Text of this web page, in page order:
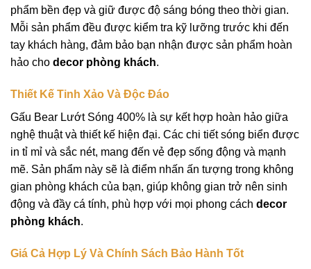
phẩm bền đẹp và giữ được độ sáng bóng theo thời gian.
Mỗi sản phẩm đều được kiểm tra kỹ lưỡng trước khi đến
tay khách hàng, đảm bảo bạn nhận được sản phẩm hoàn
hảo cho decor phòng khách.
Thiết Kế Tinh Xảo Và Độc Đáo
Gấu Bear Lướt Sóng 400% là sự kết hợp hoàn hảo giữa
nghệ thuật và thiết kế hiện đại. Các chi tiết sóng biển được
in tỉ mỉ và sắc nét, mang đến vẻ đẹp sống động và mạnh
mẽ. Sản phẩm này sẽ là điểm nhấn ấn tượng trong không
gian phòng khách của bạn, giúp không gian trở nên sinh
động và đầy cá tính, phù hợp với mọi phong cách decor
phòng khách.
Giá Cả Hợp Lý Và Chính Sách Bảo Hành Tốt